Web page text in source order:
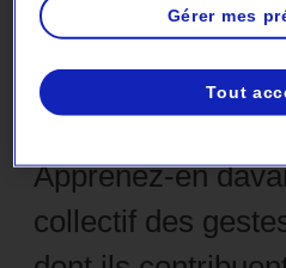
Agir pour
Apprenez-en
collectif des
Gérer mes
Tout